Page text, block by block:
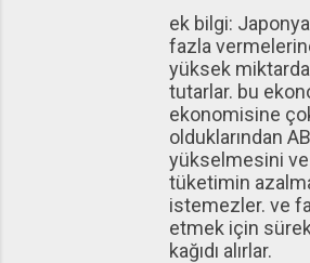
ek bilgi:
fazla
yüksek
tutarlar. bu
ekonomisine
olduklarından
yükselmesini ve
tüketimin
istemezler. ve
etmek için
kağıdı alırlar.